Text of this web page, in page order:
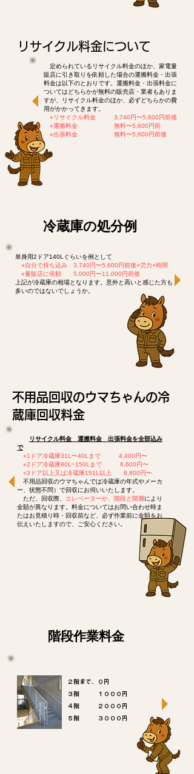
リサイクル料金について
定められているリサイクル料金のほか、家電量
販店に引き取りを依頼した場合の運搬料金・出張
料金は以下のとおりです。運搬料金・出張料金に
ついてはどちらかが無料の販売店・業者もありま
すが、リサイクル料金のほか、必ずどちらかの費
用がかかってきます。
⭐︎リサイクル料金 3,740円〜5,600円前後
⭐︎運搬料金 無料〜5,600円前
⭐︎出張料金 無料〜5,600円前後
​冷蔵庫の処分例
単身用2ドア140Lぐらいを例として
⭐︎自分で持ち込み 3,740円〜5,600円前後+労力+時間
⭐︎量販店に依頼 5,000円〜11,000円前後
上記が冷蔵庫の相場となります。意外と高いと感じた方も
多いのではないでしょうか。
不用品回収のウマちゃんの冷
蔵庫回収料金
リサイクル料金 運搬料金 出張料金を全部込み
で
⭐︎1ドア冷蔵庫31L〜40Lまで 4,400円〜
⭐︎2ドア冷蔵庫90L~150Lまで 6,600円〜
⭐︎3ドア以上又は冷蔵庫151L以上 8,800円〜
不用品回収のウマちゃんでは冷蔵庫の年式やメーカ
ー、状態不問）で回収にお伺いいたします。
ただ、回収際、 エレベーターか、階段と階層により
金額が異なります。料金についてはお問い合わせ時ま
たはお見積り時・回収前など、必ず作業前に金額をお
伝えいたしますので、ご安心ください。
階段作業料金
２階まで、０円
３階 １０００円
４階 ２０００円
​５階 ３０００円